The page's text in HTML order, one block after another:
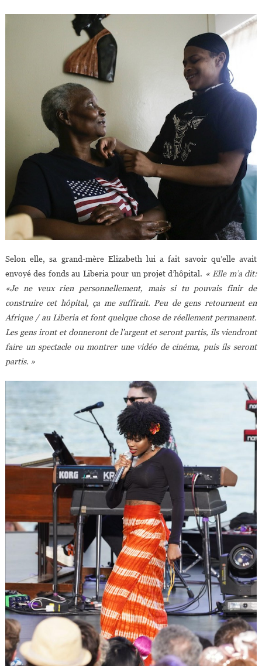
Selon elle, sa grand-mère Elizabeth lui a fait savoir qu’elle avait
envoyé des fonds au Liberia pour un projet d’hôpital. « Elle m’a dit:
«Je ne veux rien personnellement, mais si tu pouvais finir de
construire cet hôpital, ça me suffirait. Peu de gens retournent en
Afrique / au Liberia et font quelque chose de réellement permanent.
Les gens iront et donneront de l’argent et seront partis, ils viendront
faire un spectacle ou montrer une vidéo de cinéma, puis ils seront
partis. »